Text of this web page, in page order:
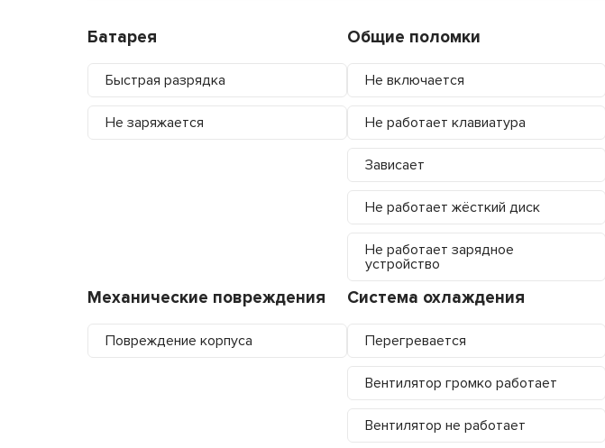
Батарея
Быстрая разрядка
Не заряжается
Общие поломки
Не включается
Не работает клавиатура
Зависает
Не работает жёсткий диск
Не работает зарядное
устройство
Механические повреждения
Повреждение корпуса
Система охлаждения
Перегревается
Вентилятор громко работает
Вентилятор не работает